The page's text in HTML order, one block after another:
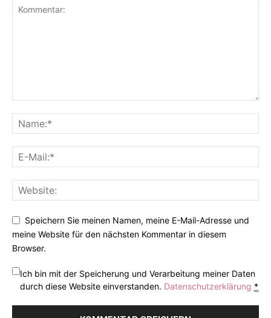
Speichern Sie meinen Namen, meine E-Mail-Adresse und
meine Website für den nächsten Kommentar in diesem
Browser.
Ich bin mit der Speicherung und Verarbeitung meiner Daten
durch diese Website einverstanden. Datenschutzerklärung *